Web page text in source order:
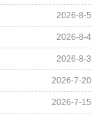
2026-8-5
2026-8-4
2026-8-3
2026-7-20
2026-7-15